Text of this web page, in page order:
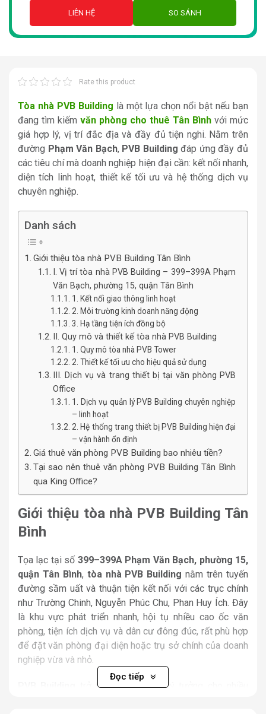
LIÊN HỆ SO SÁNH
Rate this product
Tòa nhà PVB Building là một lựa chọn nổi bật nếu bạn
đang tìm kiếm văn phòng cho thuê Tân Bình với mức
giá hợp lý, vị trí đắc địa và đầy đủ tiện nghi. Nằm trên
đường Phạm Văn Bạch, PVB Building đáp ứng đầy đủ
các tiêu chí mà doanh nghiệp hiện đại cần: kết nối nhanh,
diện tích linh hoạt, thiết kế tối ưu và hệ thống dịch vụ
chuyên nghiệp.
Danh sách
Giới thiệu tòa nhà PVB Building Tân Bình
I. Vị trí tòa nhà PVB Building – 399–399A Phạm
Văn Bạch, phường 15, quận Tân Bình
1. Kết nối giao thông linh hoạt
2. Môi trường kinh doanh năng động
3. Hạ tầng tiện ích đồng bộ
II. Quy mô và thiết kế tòa nhà PVB Building
1. Quy mô tòa nhà PVB Tower
2. Thiết kế tối ưu cho hiệu quả sử dụng
III. Dịch vụ và trang thiết bị tại văn phòng PVB
Office
1. Dịch vụ quản lý PVB Building chuyên nghiệp
– linh hoạt
2. Hệ thống trang thiết bị PVB Building hiện đại
– vận hành ổn định
Giá thuê văn phòng PVB Building bao nhiêu tiền?
Tại sao nên thuê văn phòng PVB Building Tân Bình
qua King Office?
Giới thiệu tòa nhà PVB Building Tân
Bình
Tọa lạc tại số 399–399A Phạm Văn Bạch, phường 15,
quận Tân Bình, tòa nhà PVB Building nằm trên tuyến
đường sầm uất và thuận tiện kết nối với các trục chính
như Trường Chinh, Nguyễn Phúc Chu, Phan Huy Ích. Đây
là khu vực phát triển nhanh, hội tụ nhiều cao ốc văn
phòng, tiện ích dịch vụ và dân cư đông đúc, rất phù hợp
để đặt văn phòng đại diện hoặc trụ sở chính của doanh
nghiệp vừa và nhỏ.
trở thành điểm đến lý tưởng cho nhiều
Đọc tiếp